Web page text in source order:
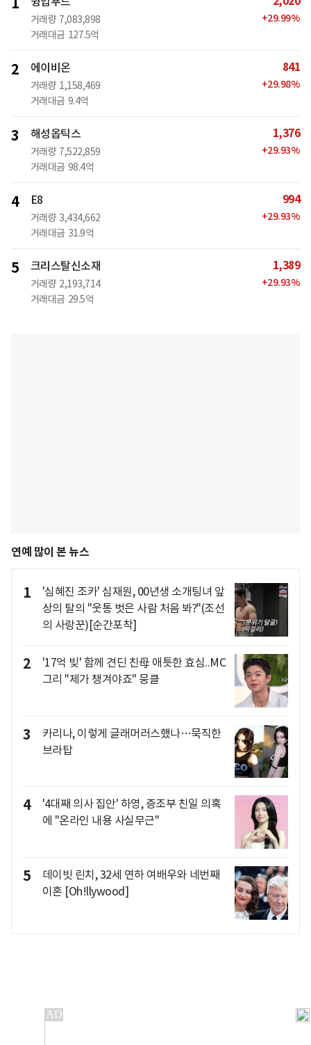
1
거래량 7,083,898
거래대금 127.5억
+29.99%
2 에이비온
거래량 1,158,469
거래대금 9.4억
841
+29.98%
3 해성옵틱스
거래량 7,522,859
거래대금 98.4억
1,376
+29.93%
4 E8
거래량 3,434,662
거래대금 31.9억
994
+29.93%
5 크리스탈신소재
거래량 2,193,714
거래대금 29.5억
1,389
+29.93%
연예 많이 본 뉴스
1
'심혜진 조카' 심재원, 00년생 소개팅녀 앞
상의 탈의 "웃통 벗은 사람 처음 봐?"(조선
의 사랑꾼)[순간포착]
2
'17억 빚' 함께 견딘 친母 애틋한 효심..MC
그리 "제가 챙겨야죠" 뭉클
3
카리나, 이렇게 글래머러스했나…묵직한
브라탑
4
'4대째 의사 집안' 하영, 증조부 친일 의혹
에 "온라인 내용 사실무근"
5
데이빗 린치, 32세 연하 여배우와 네번째
이혼 [Oh!llywood]